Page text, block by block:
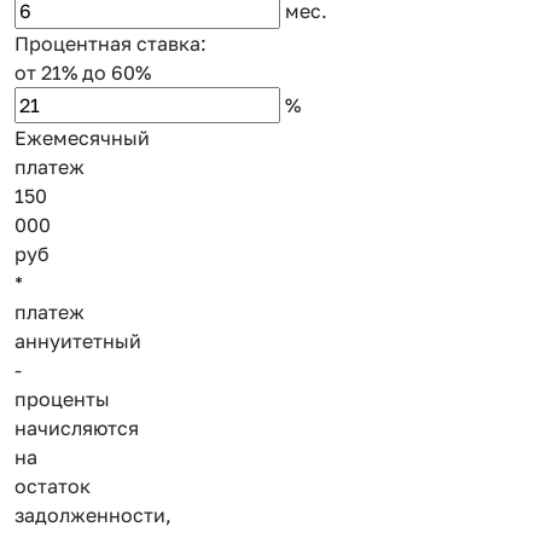
мес.
Процентная ставка:
от 21% до 60%
%
Ежемесячный
платеж
150
000
руб
*
платеж
аннуитетный
-
проценты
начисляются
на
остаток
задолженности,